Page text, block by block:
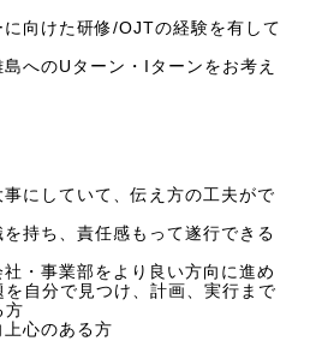
向けた研修/OJTの経験を有して
へのUターン・Iターンをお考え
にしていて、伝え方の工夫がで
持ち、責任感もって遂行できる
・事業部をより良い方向に進め
自分で見つけ、計画、実行まで
方
心のある方